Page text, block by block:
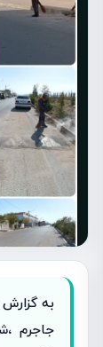
به
جاجرم